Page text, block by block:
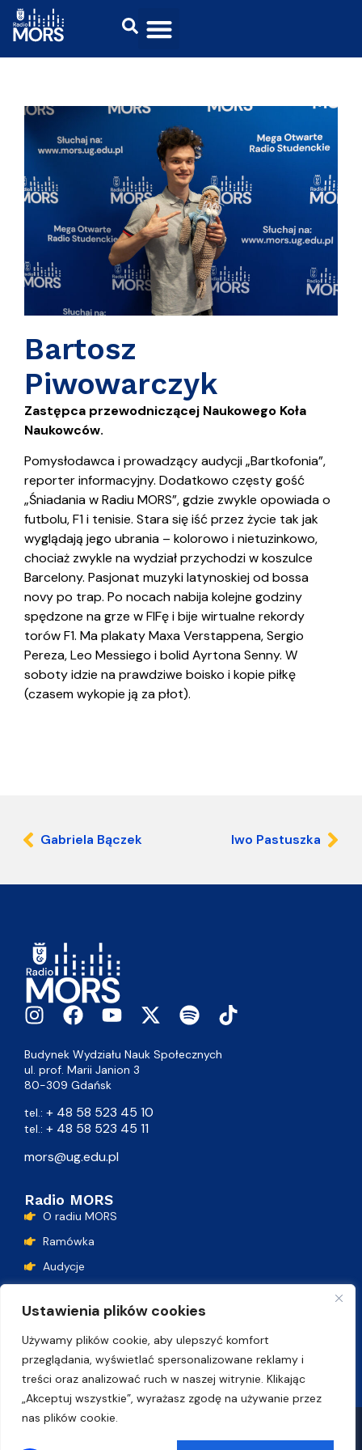
Ustawienia plików cookies
Używamy plików cookie, aby ulepszyć komfort
przeglądania, wyświetlać spersonalizowane reklamy i
treści oraz analizować ruch w naszej witrynie. Klikając
„Akceptuj wszystkie”, wyrażasz zgodę na używanie przez
nas plików cookie.
Bartosz
Piwowarczyk
Zastępca przewodniczącej Naukowego Koła
Naukowców.
Pomysłodawca i prowadzący audycji „Bartkofonia”,
reporter informacyjny. Dodatkowo częsty gość
„Śniadania w Radiu MORS”, gdzie zwykle opowiada o
futbolu, F1 i tenisie. Stara się iść przez życie tak jak
wyglądają jego ubrania – kolorowo i nietuzinkowo,
chociaż zwykle na wydział przychodzi w koszulce
Barcelony. Pasjonat muzyki latynoskiej od bossa
novy po trap. Po nocach nabija kolejne godziny
spędzone na grze w FIFę i bije wirtualne rekordy
torów F1. Ma plakaty Maxa Verstappena, Sergio
Pereza, Leo Messiego i bolid Ayrtona Senny. W
soboty idzie na prawdziwe boisko i kopie piłkę
(czasem wykopie ją za płot).
Gabriela Bączek Iwo Pastuszka
Budynek Wydziału Nauk Społecznych
ul. prof. Marii Janion 3
80-309 Gdańsk
tel.: + 48 58 523 45 10
tel.: + 48 58 523 45 11
mors@ug.edu.pl
Radio MORS
O radiu MORS
Ramówka
Audycje
Lista przebojów
Kontakt